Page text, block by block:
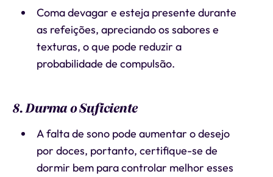
Coma devagar e esteja presente durante
as refeições, apreciando os sabores e
texturas, o que pode reduzir a
probabilidade de compulsão.
8. Durma o Suficiente
A falta de sono pode aumentar o desejo
por doces, portanto, certifique-se de
dormir bem para controlar melhor esses